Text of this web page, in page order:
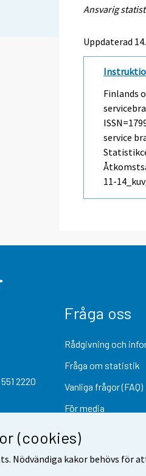
(cookies)
Nödvändiga kakor behövs
Ansvarig
Uppdaterad
Finlands
service
11-
2220
Fråga oss
Rådgivning och
Fråga om statistik
Vanliga frågor (FAQ)
För media